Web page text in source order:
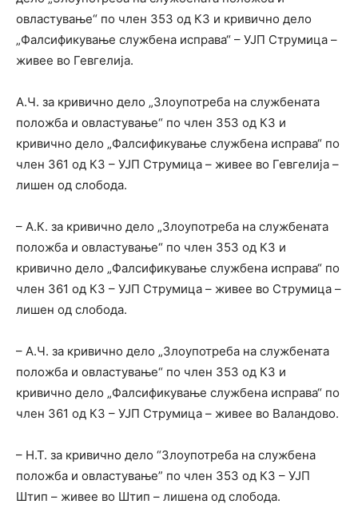
овластување“ по член 353 од КЗ и кривично дело
„Фалсификување службена исправа“ – УЈП Струмица –
живее во Гевгелија.
А.Ч. за кривично дело „Злоупотреба на службената
положба и овластување“ по член 353 од КЗ и
кривично дело „Фалсификување службена исправа“ по
член 361 од КЗ – УЈП Струмица – живее во Гевгелија –
лишен од слобода.
– А.К. за кривично дело „Злоупотреба на службената
положба и овластување“ по член 353 од КЗ и
кривично дело „Фалсификување службена исправа“ по
член 361 од КЗ – УЈП Струмица – живее во Струмица –
лишен од слобода.
– А.Ч. за кривично дело „Злоупотреба на службената
положба и овластување“ по член 353 од КЗ и
кривично дело „Фалсификување службена исправа“ по
член 361 од КЗ – УЈП Струмица – живее во Валандово.
– Н.Т. за кривично дело “Злоупотреба на службена
положба и овластување” по член 353 од КЗ – УЈП
Штип – живее во Штип – лишена од слобода.